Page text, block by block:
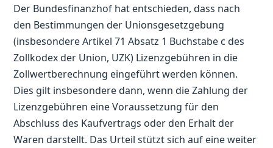
Der Bundesfinanzhof hat entschieden, dass nach
den Bestimmungen der Unionsgesetzgebung
(insbesondere Artikel 71 Absatz 1 Buchstabe c des
Zollkodex der Union, UZK) Lizenzgebühren in die
Zollwertberechnung eingeführt werden können.
Dies gilt insbesondere dann, wenn die Zahlung der
Lizenzgebühren eine Voraussetzung für den
Abschluss des Kaufvertrags oder den Erhalt der
Waren darstellt. Das Urteil stützt sich auf eine weiter